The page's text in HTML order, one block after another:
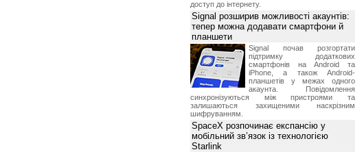
доступ до інтернету.
Signal розширив можливості акаунтів:
тепер можна додавати смартфони й
планшети
Signal почав розгортати
підтримку додаткових
смартфонів на Android та
iPhone, а також Android-
планшетів у межах одного
акаунта. Повідомлення
синхронізуються між пристроями та
залишаються захищеними наскрізним
шифруванням.
SpaceX розпочинає експансію у
мобільний зв’язок із технологією
Starlink